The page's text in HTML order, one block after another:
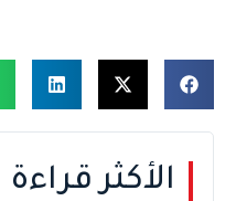
الأكثر قراءة